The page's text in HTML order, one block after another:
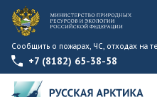
Сообщить о пожарах, ЧС, отходах на
+7 (8182) 65-38-58